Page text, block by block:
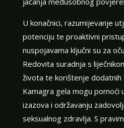
U konačnici, razumijevanje
potenciju te proaktivni
nuspojavama ključni su za
Redovita suradnja s
života te korištenje
Kamagra gela mogu pomoći
izazova i održavanju
seksualnog zdravlja. S